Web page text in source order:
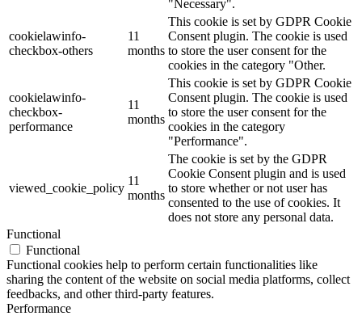
"Necessary".
cookielawinfo-
checkbox-others
11
months
This cookie is set by GDPR Cookie
Consent plugin. The cookie is used
to store the user consent for the
cookies in the category "Other.
cookielawinfo-
checkbox-
performance
11
months
This cookie is set by GDPR Cookie
Consent plugin. The cookie is used
to store the user consent for the
cookies in the category
"Performance".
viewed_cookie_policy
11
months
The cookie is set by the GDPR
Cookie Consent plugin and is used
to store whether or not user has
consented to the use of cookies. It
does not store any personal data.
Functional
Functional
Functional cookies help to perform certain functionalities like
sharing the content of the website on social media platforms, collect
feedbacks, and other third-party features.
Performance